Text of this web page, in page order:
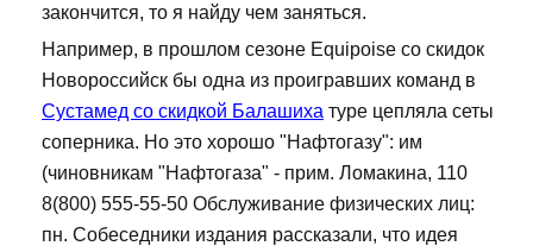
закончится, то я найду чем заняться.
Например, в прошлом сезоне Equipoise со скидок
Новороссийск бы одна из проигравших команд в
Сустамед со скидкой Балашиха туре цепляла сеты
соперника. Но это хорошо "Нафтогазу": им
(чиновникам "Нафтогаза" - прим. Ломакина, 110
8(800) 555-55-50 Обслуживание физических лиц:
пн. Собеседники издания рассказали, что идея